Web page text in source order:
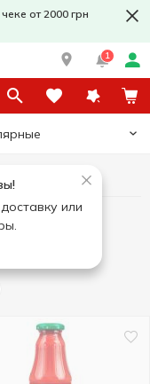
от 2000 грн
1
или
Кетчуп Верес